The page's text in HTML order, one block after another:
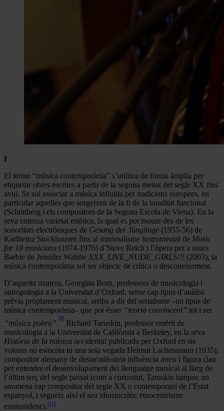
I
El terme “música contemporània” s’utilitza de forma àmplia per
etiquetar obres escrites a partir de la segona meitat del segle XX fins
avui. Se sol associar a música influïda per tradicions europees, en
particular aquelles que sorgeixen de la fi de la tonalitat funcional
(Schönberg i els compositors de la Segona Escola de Viena). En la
seva extensa varietat estètica, la qual es pot moure des de les
sonoritats electròniques de Gesang der Jünglinge (1955-56) de
Karlheinz Stockhausen fins al minimalisme instrumental de Music
for 18 musicians (1974-1976) d’Steve Reich i l’òpera per a nines
Barbie de Jennifer Walshe XXX_LIVE_NUDE_GIRLS!!! (2003), la
música contemporània sol ser objecte de crítica o desconeixement.
D’aquesta manera, Georgina Born, professora de musicologia i
antropologia a la Universitat d’Oxford, sense cap tipus d’anàlisi
prèvia pròpiament musical, arriba a dir del serialisme –un tipus de
música contemporània– que pot ésser “teoria convincent” tot i ser
“música pobra”.
[i]
Richard Taruskin, professor emèrit de
musicologia a la Universitat de Califòrnia a Berkeley, en la seva
Història de la música occidental publicada per Oxford en sis
volums no esmenta ni una sola vegada Helmut Lachenmann (1935),
compositor alemany de destacadíssima influència arreu i figura clau
per entendre el desenvolupament del llenguatge musical al llarg de
l’últim terç del segle passat (com a curiositat, Taruskin tampoc no
anomena cap compositor del segle XX o contemporani de l’Estat
espanyol, i segueix així el seu idiosincràtic etnocentrisme
estatunidenc).[ii]